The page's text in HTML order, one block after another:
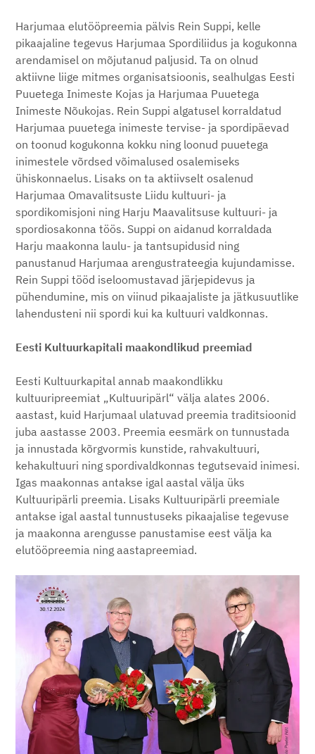
Harjumaa elutööpreemia pälvis Rein Suppi, kelle
pikaajaline tegevus Harjumaa Spordiliidus ja kogukonna
arendamisel on mõjutanud paljusid. Ta on olnud
aktiivne liige mitmes organisatsioonis, sealhulgas Eesti
Puuetega Inimeste Kojas ja Harjumaa Puuetega
Inimeste Nõukojas. Rein Suppi algatusel korraldatud
Harjumaa puuetega inimeste tervise- ja spordipäevad
on toonud kogukonna kokku ning loonud puuetega
inimestele võrdsed võimalused osalemiseks
ühiskonnaelus. Lisaks on ta aktiivselt osalenud
Harjumaa Omavalitsuste Liidu kultuuri- ja
spordikomisjoni ning Harju Maavalitsuse kultuuri- ja
spordiosakonna töös. Suppi on aidanud korraldada
Harju maakonna laulu- ja tantsupidusid ning
panustanud Harjumaa arengustrateegia kujundamisse.
Rein Suppi tööd iseloomustavad järjepidevus ja
pühendumine, mis on viinud pikaajaliste ja jätkusuutlike
lahendusteni nii spordi kui ka kultuuri valdkonnas.
Eesti Kultuurkapitali maakondlikud preemiad
Eesti Kultuurkapital annab maakondlikku
kultuuripreemiat „Kultuuripärl“ välja alates 2006.
aastast, kuid Harjumaal ulatuvad preemia traditsioonid
juba aastasse 2003. Preemia eesmärk on tunnustada
ja innustada kõrgvormis kunstide, rahvakultuuri,
kehakultuuri ning spordivaldkonnas tegutsevaid inimesi.
Igas maakonnas antakse igal aastal välja üks
Kultuuripärli preemia. Lisaks Kultuuripärli preemiale
antakse igal aastal tunnustuseks pikaajalise tegevuse
ja maakonna arengusse panustamise eest välja ka
elutööpreemia ning aastapreemiad.